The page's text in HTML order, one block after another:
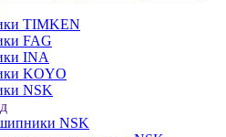
TIMKEN
FAG
INA
KOYO
NSK
NSK